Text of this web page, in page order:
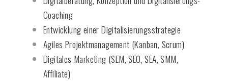
Coaching
Entwicklung einer Digitalisierungsstrategie
Agiles Projektmanagement (Kanban, Scrum)
Digitales Marketing (SEM, SEO, SEA, SMM,
Affiliate)